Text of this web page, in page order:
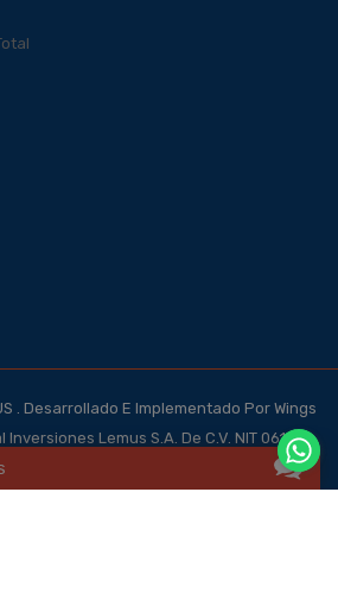
. Desarrollado E Implementado Por Wings
Lemus S.A. De C.V. NIT 0614-
101-4, NRC 123562-0